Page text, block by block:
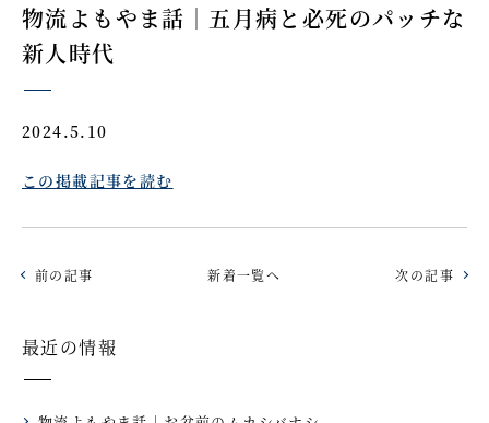
物流よもやま話｜五月病と必死のパッチな
新人時代
2024.5.10
この掲載記事を読む
前の記事 新着一覧へ 次の記事
最近の情報